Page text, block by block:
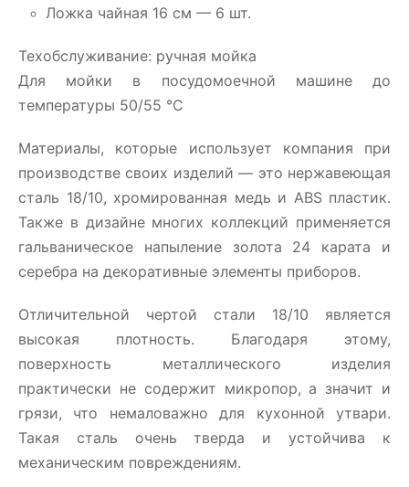
Ложка чайная 16 см — 6 шт.
Техобслуживание: ручная мойка
Для мойки в посудомоечной машине до
температуры 50/55 °C
Материалы, которые использует компания при
производстве своих изделий — это нержавеющая
сталь 18/10, хромированная медь и ABS пластик.
Также в дизайне многих коллекций применяется
гальваническое напыление золота 24 карата и
серебра на декоративные элементы приборов.
Отличительной чертой стали 18/10 является
высокая плотность. Благодаря этому,
поверхность металлического изделия
практически не содержит микропор, а значит и
грязи, что немаловажно для кухонной утвари.
Такая сталь очень тверда и устойчива к
механическим повреждениям.